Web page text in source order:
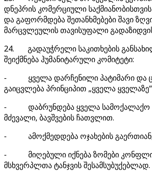
დნეპრის კომერციული საქმიანობისთვის
და გაფორმდება შეთანხმებები შავი
მარცვლეულის თავისუფალი გადაზიდვის
24. გადაუჭრელი საკითხების
შეიქმნება ჰუმანიტარული კომიტეტი:
- ყველა დარჩენილი პატიმარი და
გაიცვლება პრინციპით „ყველა
- დაბრუნდება ყველა სამოქალაქო
მძევალი, ბავშვების ჩათვლით.
- ამოქმედდება ოჯახების
- მიღებული იქნება ზომები
მსხვერპლთა ტანჯვის შესამსუბუქებლად.